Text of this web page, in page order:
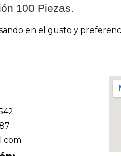
100 Piezas.
en el gusto y